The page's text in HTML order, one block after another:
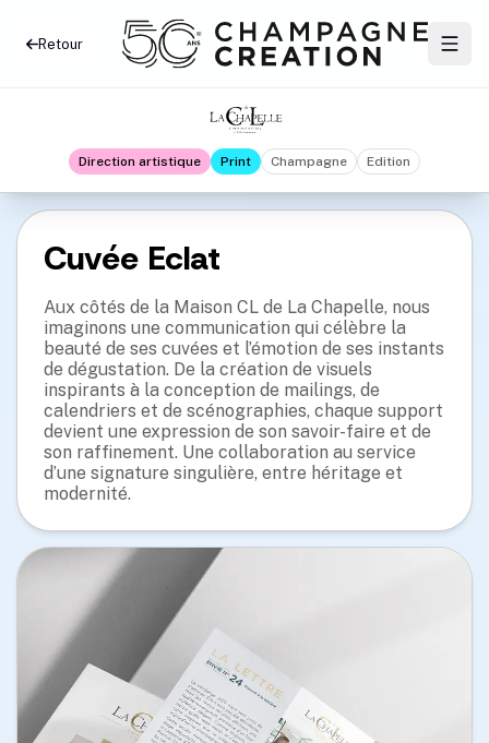
Retour
Direction artistique Print Champagne Edition
Cuvée Eclat
Aux côtés de la Maison CL de La Chapelle, nous
imaginons une communication qui célèbre la
beauté de ses cuvées et l’émotion de ses instants
de dégustation. De la création de visuels
inspirants à la conception de mailings, de
calendriers et de scénographies, chaque support
devient une expression de son savoir-faire et de
son raffinement. Une collaboration au service
d’une signature singulière, entre héritage et
modernité.